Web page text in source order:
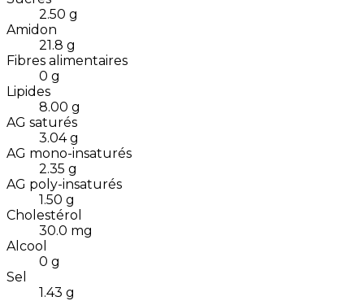
2.50 g
Amidon
21.8 g
Fibres alimentaires
0 g
Lipides
8.00 g
AG saturés
3.04 g
AG mono-insaturés
2.35 g
AG poly-insaturés
1.50 g
Cholestérol
30.0 mg
Alcool
0 g
Sel
1.43 g